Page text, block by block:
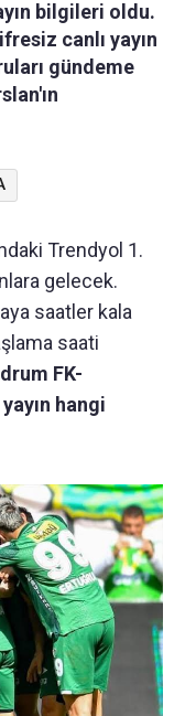
bilgileri oldu.
canlı yayın
gündeme
Trendyol 1.
gelecek.
saatler kala
saati
FK-
hangi